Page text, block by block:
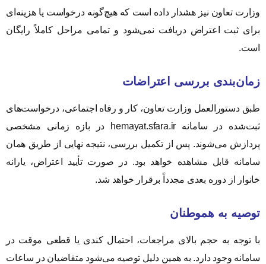
وزارت تعاون نیز هشدار داده است که هیچ‌گونه درخواست یا هزینه‌ای
برای ثبت اعتراض دریافت نمی‌شود و تمامی مراحل کاملاً رایگان
است.
زمان‌بندی بررسی اعتراضات
طبق دستورالعمل وزارت تعاون، کار و رفاه اجتماعی، درخواست‌های
ثبت‌شده در سامانه hemayat.sfara.ir در بازه زمانی مشخصی
پردازش می‌شوند. پس از تکمیل بررسی، نتیجه نهایی از طریق همان
سامانه قابل مشاهده خواهد بود. در صورت تأیید اعتراض، یارانه
خانوار از دوره بعدی مجدداً برقرار خواهد شد.
توصیه به هموطنان
با توجه به حجم بالای مراجعات، احتمال کندی یا قطعی موقت در
سامانه وجود دارد. به همین دلیل توصیه می‌شود متقاضیان در ساعات